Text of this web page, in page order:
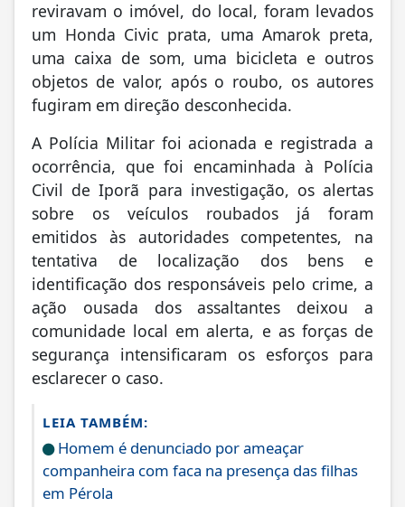
reviravam o imóvel, do local, foram levados
um Honda Civic prata, uma Amarok preta,
uma caixa de som, uma bicicleta e outros
objetos de valor, após o roubo, os autores
fugiram em direção desconhecida.
A Polícia Militar foi acionada e registrada a
ocorrência, que foi encaminhada à Polícia
Civil de Iporã para investigação, os alertas
sobre os veículos roubados já foram
emitidos às autoridades competentes, na
tentativa de localização dos bens e
identificação dos responsáveis ​​pelo crime, a
ação ousada dos assaltantes deixou a
comunidade local em alerta, e as forças de
segurança intensificaram os esforços para
esclarecer o caso.
LEIA TAMBÉM:
Homem é denunciado por ameaçar
companheira com faca na presença das filhas
em Pérola